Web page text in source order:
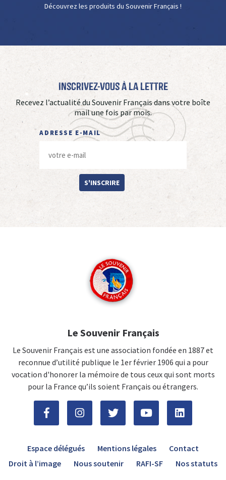
Découvrez les produits du Souvenir Français !
Inscrivez-vous à La Lettre
Recevez l’actualité du Souvenir Français dans votre boîte
mail une fois par mois.
ADRESSE E-MAIL
S'INSCRIRE
Le Souvenir Français
Le Souvenir Français est une association fondée en 1887 et
reconnue d’utilité publique le 1er février 1906 qui a pour
vocation d'honorer la mémoire de tous ceux qui sont morts
pour la France qu’ils soient Français ou étrangers.
Espace délégués Mentions légales
Contact
Droit à l’image
Nous soutenir RAFI-SF Nos statuts